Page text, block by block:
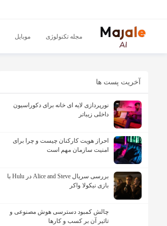
مجله تکنولوژی موبایل
آخریت پست ها
نورپردازی لایه ای خانه برای دکوراسیون
داخلی زیباتر
احراز هویت کارکنان چیست و چرا برای
امنیت سازمان مهم است
بررسی سریال Alice and Steve در Hulu با
بازی نیکولا واکر
چالش کمبود دسترسی هوش مصنوعی و
تاثیر آن بر کسب و کارها